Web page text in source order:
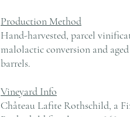
Production Method
Hand-harvested, parcel
malolactic conversion and
barrels.
Vineyard Info
Château Lafite Rothschild, a